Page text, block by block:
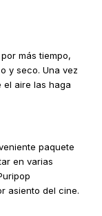
más tiempo,
y seco. Una vez
el aire las haga
paquete
en varias
asiento del cine.